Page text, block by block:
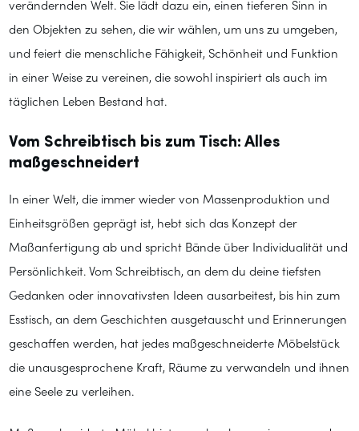
verändernden Welt. Sie lädt dazu ein, einen tieferen Sinn in
den Objekten zu sehen, die wir wählen, um uns zu umgeben,
und feiert die menschliche Fähigkeit, Schönheit und Funktion
in einer Weise zu vereinen, die sowohl inspiriert als auch im
täglichen Leben Bestand hat.
Vom Schreibtisch bis zum Tisch: Alles
maßgeschneidert
In einer Welt, die immer wieder von Massenproduktion und
Einheitsgrößen geprägt ist, hebt sich das Konzept der
Maßanfertigung ab und spricht Bände über Individualität und
Persönlichkeit. Vom Schreibtisch, an dem du deine tiefsten
Gedanken oder innovativsten Ideen ausarbeitest, bis hin zum
Esstisch, an dem Geschichten ausgetauscht und Erinnerungen
geschaffen werden, hat jedes maßgeschneiderte Möbelstück
die unausgesprochene Kraft, Räume zu verwandeln und ihnen
eine Seele zu verleihen.